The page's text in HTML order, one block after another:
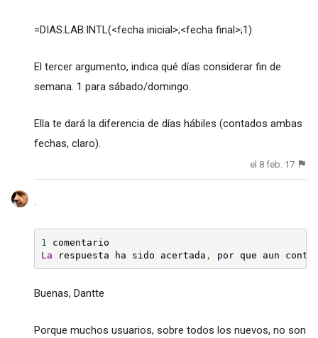
=DIAS.LAB.INTL(<fecha inicial>;<fecha final>;1)
El tercer argumento, indica qué días considerar fin de
semana. 1 para sábado/domingo.
Ella te dará la diferencia de días hábiles (contados ambas
fechas, claro).
el 8 feb. 17
.
1
La respuesta ha sido acertada , por que aun
Buenas, Dantte
Porque muchos usuarios, sobre todos los nuevos, no son